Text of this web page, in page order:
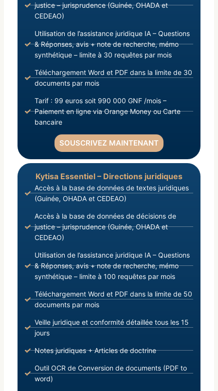
justice – jurisprudence (Guinée, OHADA et
CEDEAO)
Utilisation de l’assistance juridique IA – Questions
& Réponses, avis + note de recherche, mémo
synthétique – limite à 30 requêtes par mois
Téléchargement Word et PDF dans la limite de 30
documents par mois
Tarif : 99 euros soit 990 000 GNF /mois –
Paiement en ligne via Orange Money ou Carte
bancaire
SOUSCRIVEZ MAINTENANT
Kytisa Essentiel – Directions juridiques
Accès à la base de données de textes juridiques
(Guinée, OHADA et CEDEAO)
Accès à la base de données de décisions de
justice – jurisprudence (Guinée, OHADA et
CEDEAO)
Utilisation de l’assistance juridique IA – Questions
& Réponses, avis + note de recherche, mémo
synthétique – limite à 100 requêtes par mois
Téléchargement Word et PDF dans la limite de 50
documents par mois
Veille juridique et conformité détaillée tous les 15
jours
Notes juridiques + Articles de doctrine
Outil OCR de Conversion de documents (PDF to
word)